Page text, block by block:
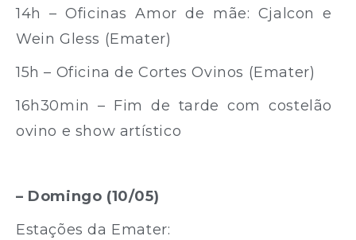
14h – Oficinas Amor de mãe: Cjalcon e
Wein Gless (Emater)
15h – Oficina de Cortes Ovinos (Emater)
16h30min – Fim de tarde com costelão
ovino e show artístico
– Domingo (10/05)
Estações da Emater: